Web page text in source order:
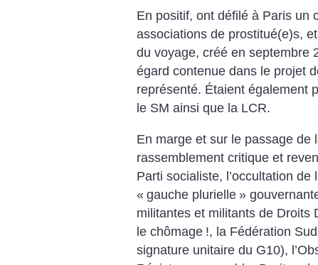
En positif, ont défilé à Paris un
associations de prostitué(e)s,
du voyage, créé en septembre
égard contenue dans le projet
représenté. Étaient également
le SM ainsi que la LCR.
En marge et sur le passage de
rassemblement critique et
Parti socialiste, l’occultation
« gauche plurielle »
militantes et militants de Droits
le chômage !, la Fédération
signature unitaire du G10),